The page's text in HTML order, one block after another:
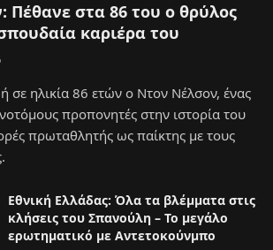
Πέθανε στα 86 του ο θρύλος
καριέρα του
σε ηλικία 86 ετών ο Ντον Νέλσον, ένας
προπονητές στην ιστορία του
πρωταθλητής ως παίκτης με τους
Εθνική Ελλάδας: Όλα τα βλέμματα στις
κλήσεις του Σπανούλη – Το μεγάλο
ερωτηματικό με Αντετοκούνμπο